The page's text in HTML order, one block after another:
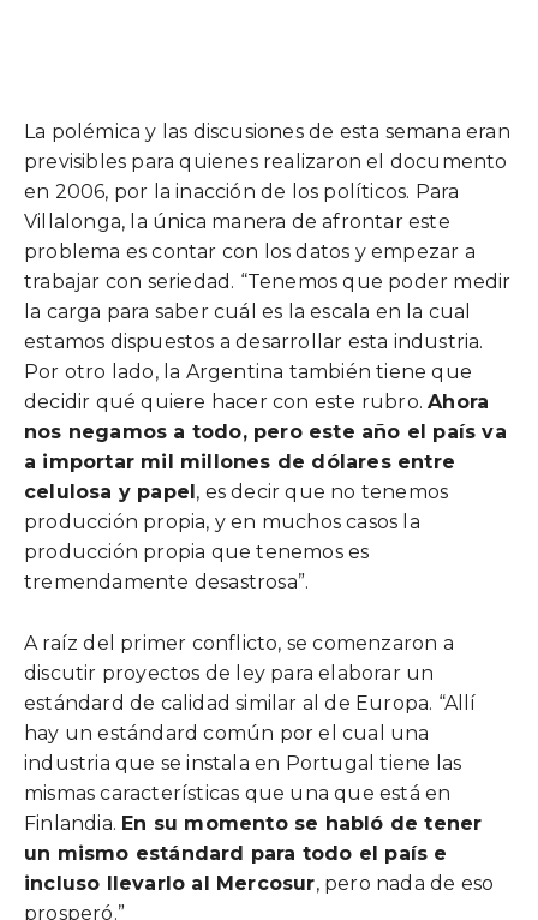
La polémica y las discusiones de esta semana eran
previsibles para quienes realizaron el documento
en 2006, por la inacción de los políticos. Para
Villalonga, la única manera de afrontar este
problema es contar con los datos y empezar a
trabajar con seriedad. “Tenemos que poder medir
la carga para saber cuál es la escala en la cual
estamos dispuestos a desarrollar esta industria.
Por otro lado, la Argentina también tiene que
decidir qué quiere hacer con este rubro.Ahora
nos negamos a todo, pero este año el país va
a importar mil millones de dólares entre
celulosa y papel, es decir que no tenemos
producción propia, y en muchos casos la
producción propia que tenemos es
tremendamente desastrosa”.
A raíz del primer conflicto, se comenzaron a
discutir proyectos de ley para elaborar un
estándard de calidad similar al de Europa. “Allí
hay un estándard común por el cual una
industria que se instala en Portugal tiene las
mismas características que una que está en
Finlandia. En su momento se habló de tener
un mismo estándard para todo el país e
incluso llevarlo al Mercosur, pero nada de eso
prosperó.”